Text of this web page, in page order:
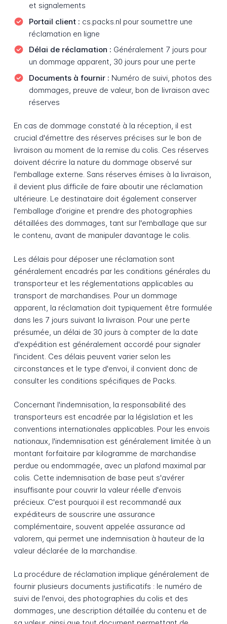
et signalements
Portail client : cs.packs.nl pour soumettre une
réclamation en ligne
Délai de réclamation : Généralement 7 jours pour
un dommage apparent, 30 jours pour une perte
Documents à fournir : Numéro de suivi, photos des
dommages, preuve de valeur, bon de livraison avec
réserves
En cas de dommage constaté à la réception, il est
crucial d'émettre des réserves précises sur le bon de
livraison au moment de la remise du colis. Ces réserves
doivent décrire la nature du dommage observé sur
l'emballage externe. Sans réserves émises à la livraison,
il devient plus difficile de faire aboutir une réclamation
ultérieure. Le destinataire doit également conserver
l'emballage d'origine et prendre des photographies
détaillées des dommages, tant sur l'emballage que sur
le contenu, avant de manipuler davantage le colis.
Les délais pour déposer une réclamation sont
généralement encadrés par les conditions générales du
transporteur et les réglementations applicables au
transport de marchandises. Pour un dommage
apparent, la réclamation doit typiquement être formulée
dans les 7 jours suivant la livraison. Pour une perte
présumée, un délai de 30 jours à compter de la date
d'expédition est généralement accordé pour signaler
l'incident. Ces délais peuvent varier selon les
circonstances et le type d'envoi, il convient donc de
consulter les conditions spécifiques de Packs.
Concernant l'indemnisation, la responsabilité des
transporteurs est encadrée par la législation et les
conventions internationales applicables. Pour les envois
nationaux, l'indemnisation est généralement limitée à un
montant forfaitaire par kilogramme de marchandise
perdue ou endommagée, avec un plafond maximal par
colis. Cette indemnisation de base peut s'avérer
insuffisante pour couvrir la valeur réelle d'envois
précieux. C'est pourquoi il est recommandé aux
expéditeurs de souscrire une assurance
complémentaire, souvent appelée assurance ad
valorem, qui permet une indemnisation à hauteur de la
valeur déclarée de la marchandise.
La procédure de réclamation implique généralement de
fournir plusieurs documents justificatifs : le numéro de
suivi de l'envoi, des photographies du colis et des
dommages, une description détaillée du contenu et de